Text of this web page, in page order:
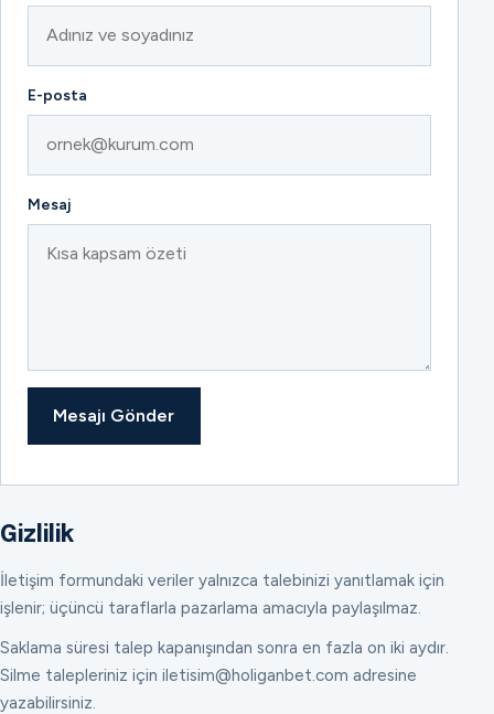
E-posta
Mesaj
Mesajı Gönder
Gizlilik
İletişim formundaki veriler yalnızca talebinizi yanıtlamak için
işlenir; üçüncü taraflarla pazarlama amacıyla paylaşılmaz.
Saklama süresi talep kapanışından sonra en fazla on iki aydır.
Silme talepleriniz için iletisim@holiganbet.com adresine
yazabilirsiniz.